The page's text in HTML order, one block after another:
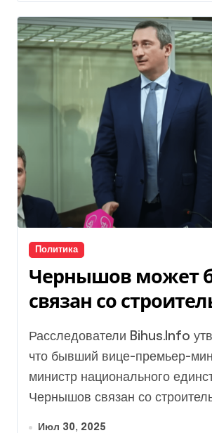
Политика
Чернышов может
связан со
в Конча-Заспе, —
Расследователи Bihus.Info утверждают,
что бывший вице-премьер-
министр национального
Чернышов связан со
Июл 30, 2025